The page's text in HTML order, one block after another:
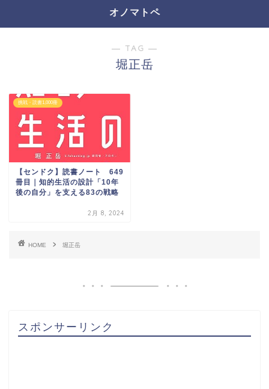
オノマトペ
― TAG ―
堀正岳
挑戦・読書1,000冊
【センドク】読書ノート 649
冊目｜知的生活の設計「10年
後の自分」を支える83の戦略
2月 8, 2024
HOME 堀正岳
スポンサーリンク